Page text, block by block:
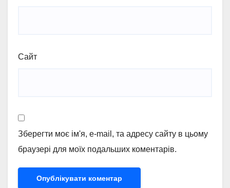
Сайт
Зберегти моє ім'я, e-mail, та адресу сайту в цьому
браузері для моїх подальших коментарів.